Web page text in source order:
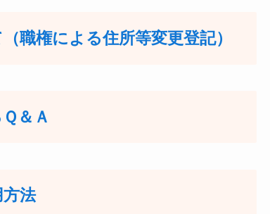
職権による住所等変更登記）
＆Ａ
法